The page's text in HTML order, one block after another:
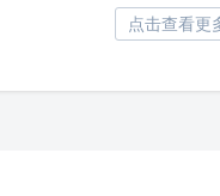
点击查看更